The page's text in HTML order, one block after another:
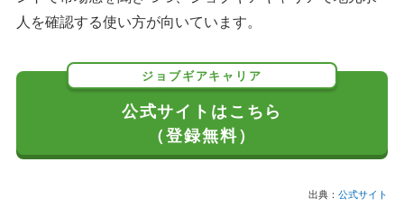
人を確認する使い方が向いています。
ジョブギアキャリア
公式サイトはこちら
（登録無料）
出典： 公式サイト